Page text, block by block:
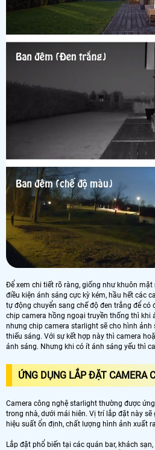
Để xem chi tiết rõ ràng, giống như khuôn
điều kiện ánh sáng cực kỳ kém, hầu hết các
tự động chuyển sang chế độ đen trắng để có
chịp camera hồng ngoại truyền thống thì khi
nhưng chip camera starlight sẽ cho hình ảnh
thiếu sáng. Với sự kết hợp này thì camera
ánh sáng. Nhưng khi có ít ánh sáng yếu thì
ỨNG DỤNG LẮP ĐẶT CAMERA
Camera công nghệ starlight thường được
trong nhà, dưới mái hiên. Vị trí lắp đặt này
hiệu suất ổn định, chất lượng hình ảnh xuất
Lắp đặt phổ biến tại các quán bar, khách